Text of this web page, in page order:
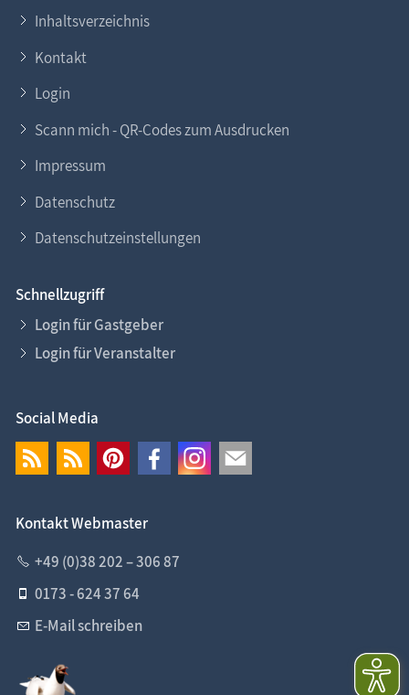
Inhaltsverzeichnis
Kontakt
Login
Scann mich - QR-Codes zum Ausdrucken
Impressum
Datenschutz
Datenschutzeinstellungen
Schnellzugriff
Login für Gastgeber
Login für Veranstalter
Social Media
Kontakt Webmaster
+49 (0)38 202 – 306 87
0173 - 624 37 64
E-Mail schreiben